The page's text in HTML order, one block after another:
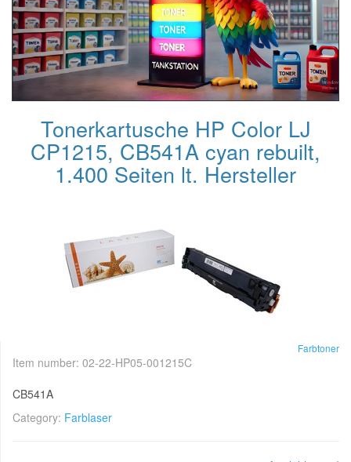
Tonerkartusche HP Color LJ
CP1215, CB541A cyan rebuilt,
1.400 Seiten lt. Hersteller
Farbtoner
Item number: 02-22-HP05-001215C
CB541A
Category: Farblaser